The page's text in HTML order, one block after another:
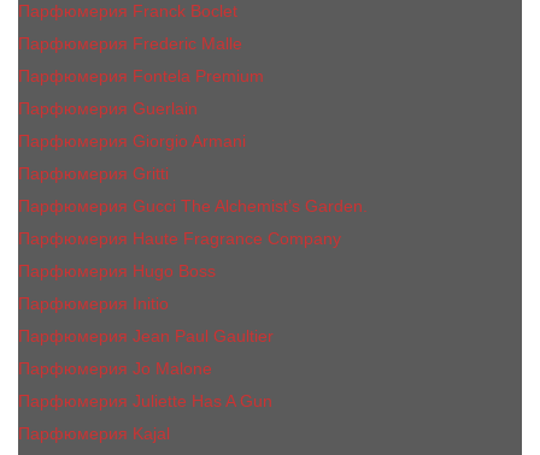
Парфюмерия Franck Boclet
Парфюмерия Frеderic Mаlle
Парфюмерия Fontela Premium
Парфюмерия Guerlain
Парфюмерия Giorgio Armani
Парфюмерия Gritti
Парфюмерия Gucci The Alchemist’s Garden.
Парфюмерия Haute Fragrance Company
Парфюмерия Hugo Boss
Парфюмерия Initio
Парфюмерия Jean Paul Gaultier
Парфюмерия Jо Malоnе
Парфюмерия Juliette Has A Gun
Парфюмерия Kajal